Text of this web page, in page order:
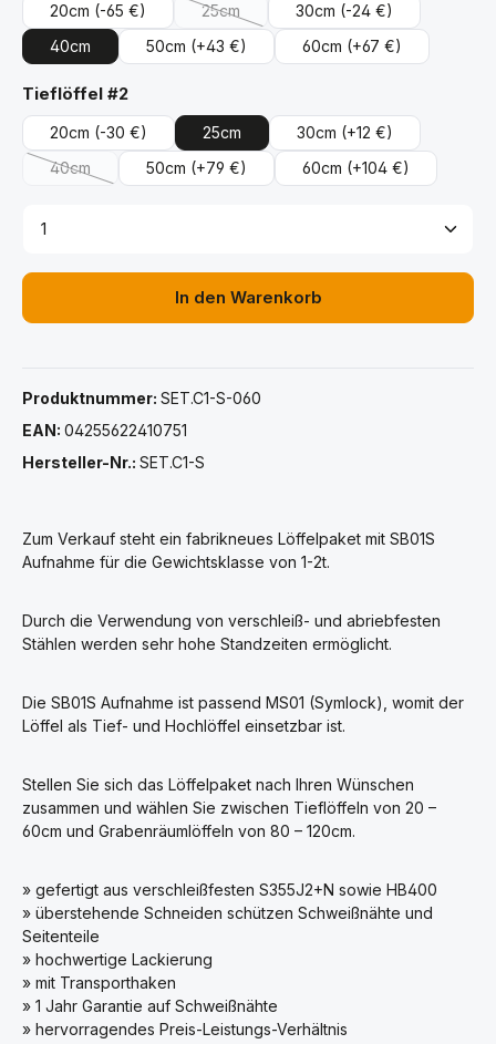
20cm (-65 €) 25cm
(Diese Option ist zurzeit nicht verfügbar.)
30cm (-24 €)
40cm
50cm (+43 €) 60cm (+67 €)
Tieflöffel #2auswählen
20cm (-30 €) 25cm 30cm (+12 €)
40cm
(Diese Option ist zurzeit nicht verfügbar.)
50cm (+79 €) 60cm (+104 €)
Produkt Anzahl: Gib den gewünschten Wert ein
In den Warenkorb
Produktnummer: SET.C1-S-060
EAN: 04255622410751
Hersteller-Nr.: SET.C1-S
Zum Verkauf steht ein fabrikneues Löffelpaket mit SB01S
Aufnahme für die Gewichtsklasse von 1-2t.
Durch die Verwendung von verschleiß- und abriebfesten
Stählen werden sehr hohe Standzeiten ermöglicht.
Die SB01S Aufnahme ist passend MS01 (Symlock), womit der
Löffel als Tief- und Hochlöffel einsetzbar ist.
Stellen Sie sich das Löffelpaket nach Ihren Wünschen
zusammen und wählen Sie zwischen Tieflöffeln von 20 –
60cm und Grabenräumlöffeln von 80 – 120cm.
» gefertigt aus verschleißfesten S355J2+N sowie HB400
» überstehende Schneiden schützen Schweißnähte und
Seitenteile
» hochwertige Lackierung
» mit Transporthaken
» 1 Jahr Garantie auf Schweißnähte
» hervorragendes Preis-Leistungs-Verhältnis